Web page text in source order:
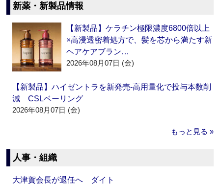
新薬・新製品情報
【新製品】ケラチン極限濃度6800倍以上
×高浸透密着処方で、髪を芯から満たす新
ヘアケアブラン…
2026年08月07日 (金)
【新製品】ハイゼントラを新発売‐高用量化で投与本数削
減 CSLベーリング
2026年08月07日 (金)
もっと見る »
人事・組織
大津賀会長が退任へ ダイト